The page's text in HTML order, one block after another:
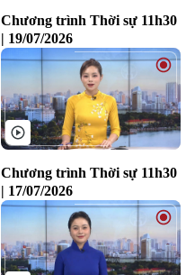
Chương trình Thời sự 11h30
| 19/07/2026
Chương trình Thời sự 11h30
| 17/07/2026